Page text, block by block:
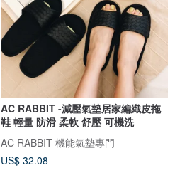
AC RABBIT -減壓氣墊居家編織皮拖
鞋 輕量 防滑 柔軟 舒壓 可機洗
AC RABBIT 機能氣墊專門
US$ 32.08